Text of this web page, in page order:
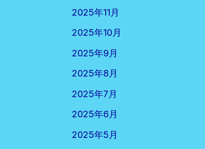
2025年11月
2025年10月
2025年9月
2025年8月
2025年7月
2025年6月
2025年5月